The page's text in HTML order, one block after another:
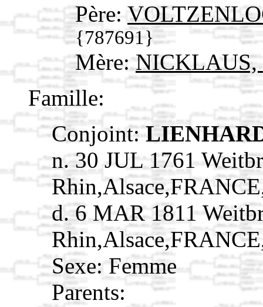
Père:
{787691}
Mère:
Famille:
Conjoint:
n. 30 JUL 1761
d. 6 MAR 1811
Sexe: Femme
Parents: